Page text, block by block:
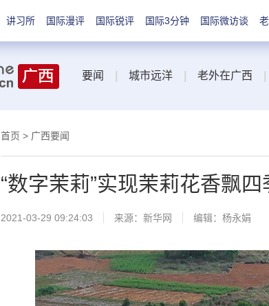
讲习所 国际漫评 国际锐评 国际3分钟 国际微访谈
要闻 城市远洋 老外在广西
首页 > 广西要闻
“数字茉莉”实现茉莉花香飘四
2021-03-29 09:24:03 来源： 新华网 编辑：杨永娟